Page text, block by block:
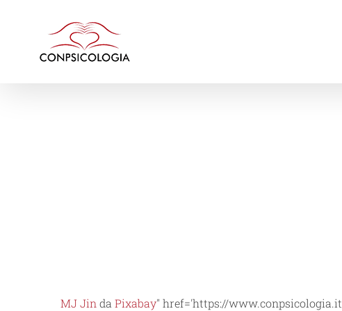
MJ Jin da Pixabay" href='https://